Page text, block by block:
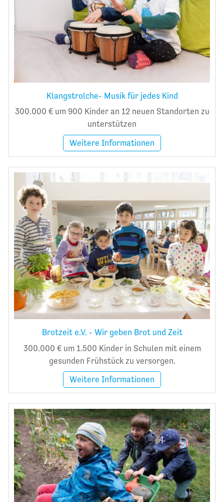
Klangstrolche- Musik für jedes Kind
300.000 € um 900 Kinder an 12 neuen Standorten zu
unterstützen
Weitere Informationen
Brotzeit e.V. - Wir geben Brot und Zeit
300.000 € um 1.500 Kinder in Schulen mit einem
gesunden Frühstück zu versorgen.
Weitere Informationen